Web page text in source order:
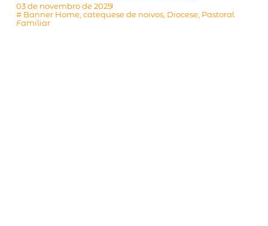
03 de novembro de 2025
# Banner Home, catequese de noivos, Diocese, Pastoral
Familiar